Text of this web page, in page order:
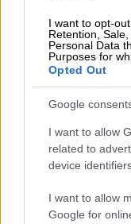
I want to opt-
Retention,
Personal Data
Purposes for
Opted Out
Google
I want to allow
related to
device
I want to allow
Google for
παγίως
και την
επανέλαβε την
δεσμεύσεων
μεταβατικής
εξωτερικές
θα πρέπει να
θρησκευτική
Ζωχιού.